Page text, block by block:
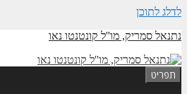
לדלג לתוכן
נתנאל סמריק, מו''ל קונטנטו נאו
תפריט